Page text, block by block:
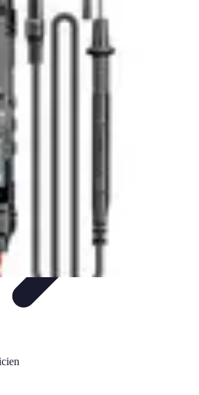
de l'électricienChoix d'électricien
d'un électricien